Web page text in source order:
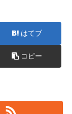
はてブ
コピー